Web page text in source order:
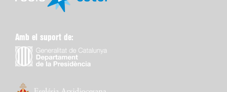
Amb el suport de: